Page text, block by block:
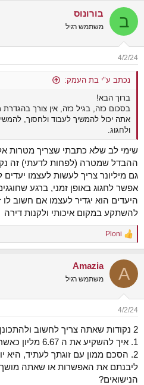
c
i
s
:
ב בורונוס
משתמש רגיל
4/2/24
נכתב ע"י בת העמק:
ברוך הבא!
בסכום כזה, בגיל כזה, אין צורך
אתה יכול להמשיך לעבוד ולחסוך,
ולחגוג.
שימי לב שלא כתבתי שצריך מטרות
ההבדל שמטרה (לפחות לדעתי) זה
גם מיליונר צריך לעשות לעצמו
אפשר לחגוג באופן זמני, ברגע
היעדים הוא יגדיר לעצמו אם חשוב
להשתקע במקום איכותי ולקנות דירה
R
e
c
i
s
Ploni
A
Amazia
משתמש רגיל
4/2/24
2 נקודות שאתה צריך לחשוב ולהתכונן במצבך:
1. איך להשקיע את ה 6.67 מליון כאשר נהיה בסביבת רבית 0.
2. הסכם ממון עם זוגתך לעתיד, היא
ליבנתם את האפשרות או שאתה
הנישואים?